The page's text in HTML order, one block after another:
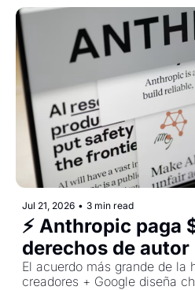
Jul 21, 2026 • 3 min read
⚡ Anthropic paga
derechos de autor
El acuerdo más grande de la
creadores + Google diseña